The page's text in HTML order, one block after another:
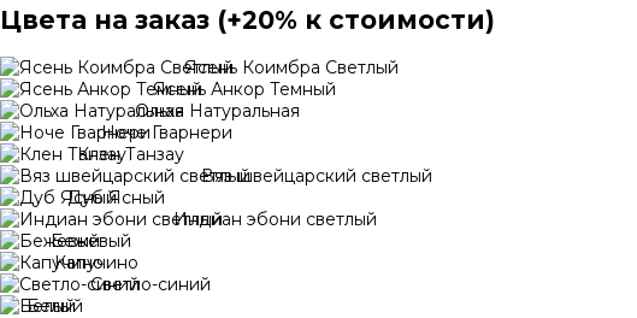
Цвета на заказ (+20% к стоимости)
Ясень Коимбра Светлый
Ясень Анкор Темный
Ольха Натуральная
Ноче Гварнери
Клен Танзау
Вяз швейцарский светлый
Дуб Ясный
Индиан эбони светлый
Бежевый
Капучино
Светло-синий
Белый